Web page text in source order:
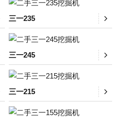
三一235
三一245
三一215